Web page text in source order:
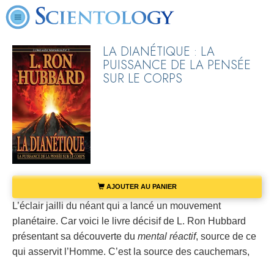
LA DIANÉTIQUE : LA
PUISSANCE DE LA PENSÉE
SUR LE CORPS
AJOUTER AU PANIER
L’éclair jailli du néant qui a lancé un mouvement
planétaire. Car voici le livre décisif de L. Ron Hubbard
présentant sa découverte du mental réactif, source de ce
qui asservit l’Homme. C’est la source des cauchemars,